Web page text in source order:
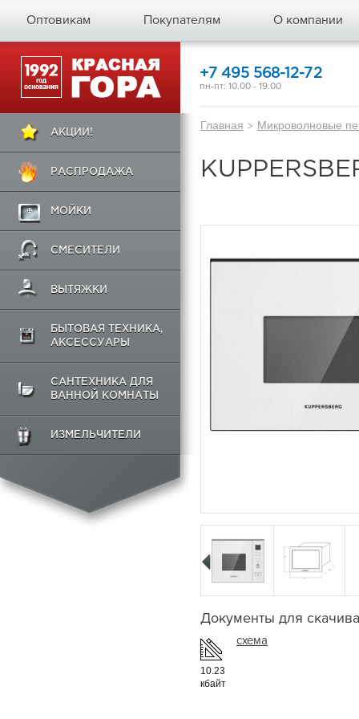
Оптовикам Покупателям О компании
АКЦИИ!
РАСПРОДАЖА
МОЙКИ
СМЕСИТЕЛИ
ВЫТЯЖКИ
БЫТОВАЯ ТЕХНИКА,
АКСЕССУАРЫ
САНТЕХНИКА ДЛЯ
ВАННОЙ КОМНАТЫ
ИЗМЕЛЬЧИТЕЛИ
+7 495 568-12-72
пн-пт: 10.00 - 19.00
Главная > Микроволновые
Документы для
10.23
кбайт
схема